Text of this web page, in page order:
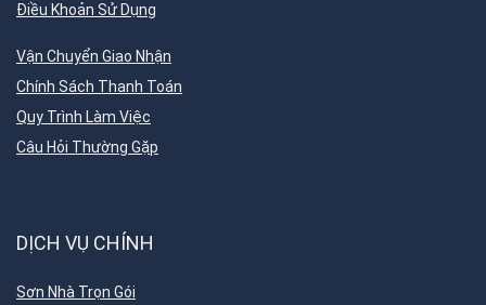
Điều Khoản Sử Dụng
Vận Chuyển Giao Nhận
Chính Sách Thanh Toán
Quy Trình Làm Việc
Câu Hỏi Thường Gặp
DỊCH VỤ CHÍNH
Sơn Nhà Trọn Gói